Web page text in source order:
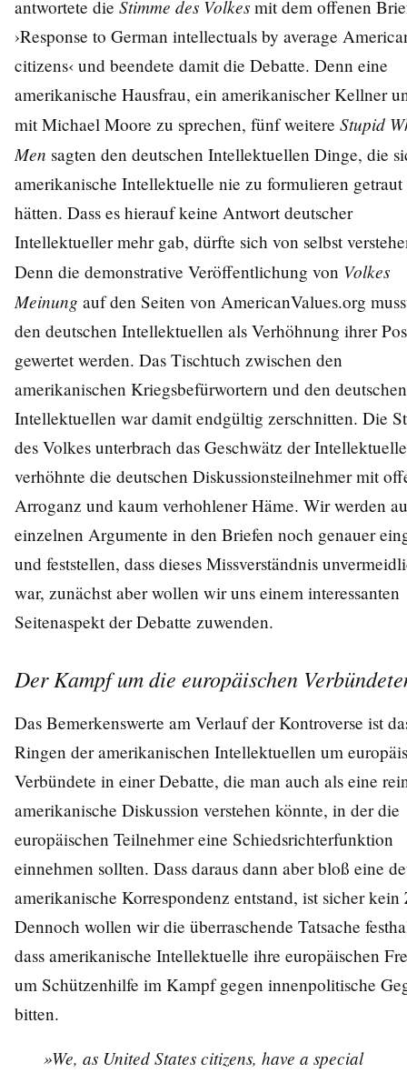
antwortete die Stimme des Volkes mit dem offenen
›Response to German intellectuals by average
citizens‹ und beendete damit die Debatte. Denn eine
amerikanische Hausfrau, ein amerikanischer Kellner
mit Michael Moore zu sprechen, fünf weitere Stupid
Men sagten den deutschen Intellektuellen Dinge, die
amerikanische Intellektuelle nie zu formulieren getraut
hätten. Dass es hierauf keine Antwort deutscher
Intellektueller mehr gab, dürfte sich von selbst
Denn die demonstrative Veröffentlichung von Volkes
Meinung auf den Seiten von AmericanValues.org
den deutschen Intellektuellen als Verhöhnung ihrer
gewertet werden. Das Tischtuch zwischen den
amerikanischen Kriegsbefürwortern und den deutschen
Intellektuellen war damit endgültig zerschnitten. Die
des Volkes unterbrach das Geschwätz der
verhöhnte die deutschen Diskussionsteilnehmer mit
Arroganz und kaum verhohlener Häme. Wir werden
einzelnen Argumente in den Briefen noch genauer
und feststellen, dass dieses Missverständnis
war, zunächst aber wollen wir uns einem interessanten
Seitenaspekt der Debatte zuwenden.
Der Kampf um die europäischen
Das Bemerkenswerte am Verlauf der Kontroverse ist
Ringen der amerikanischen Intellektuellen um
Verbündete in einer Debatte, die man auch als eine
amerikanische Diskussion verstehen könnte, in der die
europäischen Teilnehmer eine Schiedsrichterfunktion
einnehmen sollten. Dass daraus dann aber bloß eine
amerikanische Korrespondenz entstand, ist sicher
Dennoch wollen wir die überraschende Tatsache
dass amerikanische Intellektuelle ihre europäischen
um Schützenhilfe im Kampf gegen innenpolitische
bitten.
»We, as United States citizens, have a special